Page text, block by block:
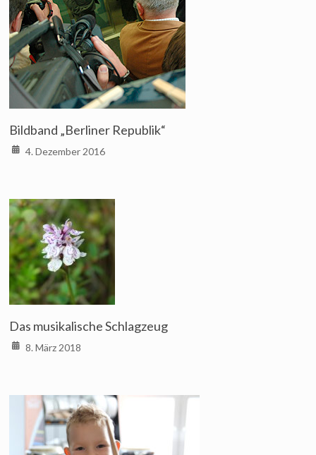
Bildband „Berliner Republik“
4. Dezember 2016
Das musikalische Schlagzeug
8. März 2018